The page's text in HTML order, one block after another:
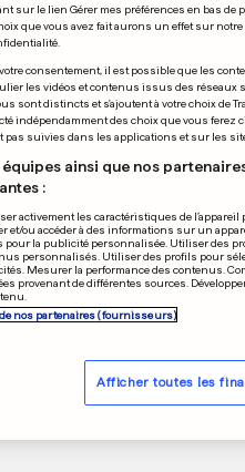
Wilson et
sont
66
PUBLICITÉ
sur le lien Gérer mes préférences en bas de
que vous avez fait aurons un effet sur
consentement, il est possible que les
les vidéos et contenus issus des réseaux
sont distincts et s'ajoutent à votre choix de
indépendamment des choix que vous ferez
pas suivies dans les applications et sur les
équipes ainsi que nos
:
activement les caractéristiques de
et/ou accéder à des informations sur un
pour la publicité personnalisée. Utiliser des
personnalisés. Utiliser des profils pour
Mesurer la performance des contenus.
provenant de différentes sources.
nos partenaires (fournisseurs)
Afficher toutes les